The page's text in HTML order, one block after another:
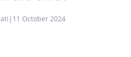
| 11 October 2024